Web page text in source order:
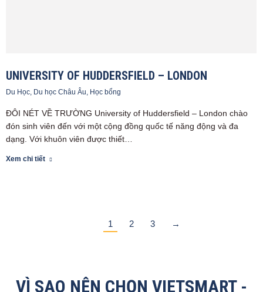
UNIVERSITY OF HUDDERSFIELD – LONDON
Du Học, Du học Châu Âu, Học bổng
ĐÔI NÉT VỀ TRƯỜNG University of Huddersfield – London chào
đón sinh viên đến với một cộng đồng quốc tế năng động và đa
dạng. Với khuôn viên được thiết…
Xem chi tiết
1 2 3 →
VÌ SAO NÊN CHỌN VIETSMART -